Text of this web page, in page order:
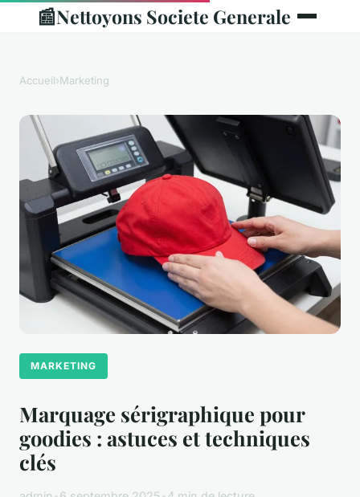
📰Nettoyons Societe Generale
Accueil›Marketing
MARKETING
Marquage sérigraphique pour
goodies : astuces et techniques
clés